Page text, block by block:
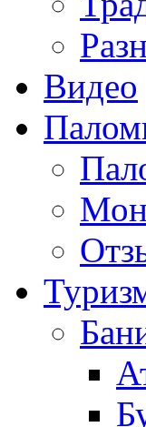
Видео